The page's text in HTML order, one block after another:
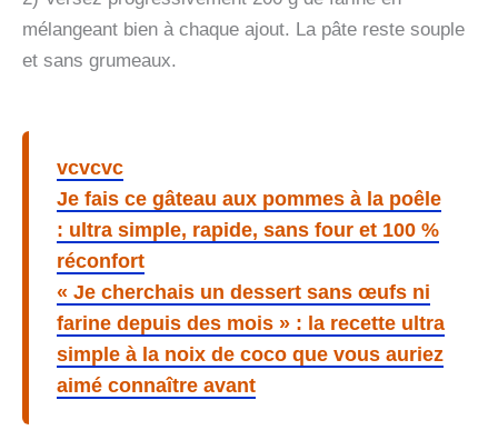
mélangeant bien à chaque ajout. La pâte reste souple
et sans grumeaux.
vcvcvc
Je fais ce gâteau aux pommes à la poêle
: ultra simple, rapide, sans four et 100 %
réconfort
« Je cherchais un dessert sans œufs ni
farine depuis des mois » : la recette ultra
simple à la noix de coco que vous auriez
aimé connaître avant